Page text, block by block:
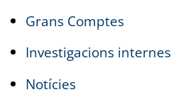
Grans Comptes
Investigacions internes
Notícies